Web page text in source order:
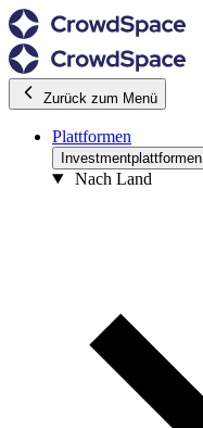
Zurück zum Menü
Plattformen
Investmentplattformen
Nach Land